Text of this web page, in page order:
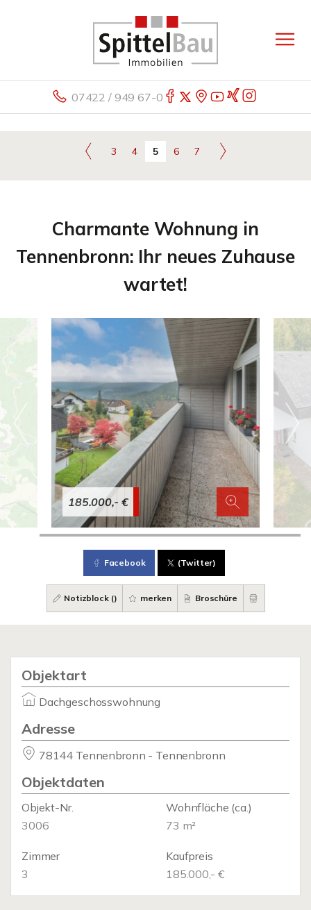
07422 / 949 67-0
3 4 5 6 7
Charmante Wohnung in
Tennenbronn: Ihr neues Zuhause
wartet!
185.000,- €
Facebook (Twitter)
Notizblock () merken Broschüre
Objektart
Dachgeschosswohnung
Adresse
78144 Tennenbronn - Tennenbronn
Objektdaten
Objekt-Nr.
3006
Wohnfläche (ca.)
73 m²
Zimmer
3
Kaufpreis
185.000,- €